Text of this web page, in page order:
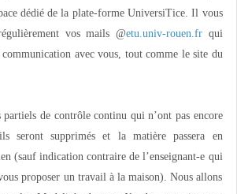
dédié de la plate-forme UniversiTice. Il vous
vos mails @etu.univ-rouen.frqui
avec vous, tout comme le site du
partiels de contrôle continu qui n’ont pas encore
seront supprimés et la matière passera en
(sauf indication contraire de l’enseignant-e qui
proposer un travail à la maison). Nous allons